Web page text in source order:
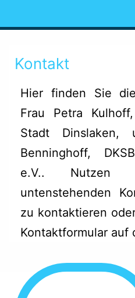
Kontakt
Hier finden Sie
Frau Petra
Stadt Dinslaken,
Benninghoff,
e.V..
untenstehenden
zu kontaktieren
Kontaktformular auf